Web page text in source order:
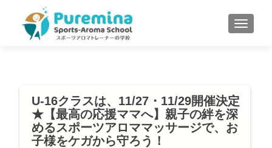
MENU
U-16クラスは、11/27・11/29開催決定
★【最高の応援ママへ】親子の絆を深
めるスポーツアロママッサージで、お
子様をケガから守ろう！